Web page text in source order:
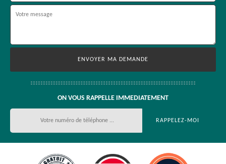
ON VOUS RAPPELLE IMMEDIATEMENT